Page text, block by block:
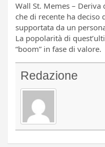
Wall St. Memes –
che di recente ha
supportata da un
La popolarità di
“boom” in fase di valore.
Redazione